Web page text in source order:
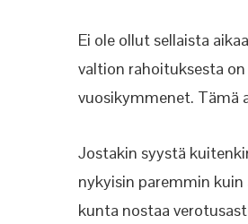
Ei ole ollut sellaista
valtion rahoituksesta
vuosikymmenet. Tämä
Jostakin syystä
nykyisin paremmin kuin
kunta nostaa